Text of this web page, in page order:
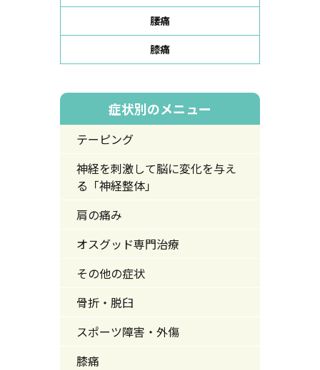
腰痛
膝痛
症状別のメニュー
テーピング
神経を刺激して脳に変化を与え
る「神経整体」
肩の痛み
オスグッド専門治療
その他の症状
骨折・脱臼
スポーツ障害・外傷
膝痛